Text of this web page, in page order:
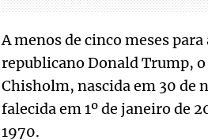
A menos de cinco meses
republicano Donald Trump, o
Chisholm, nascida em 30 de
falecida em 1º de janeiro de
1970.